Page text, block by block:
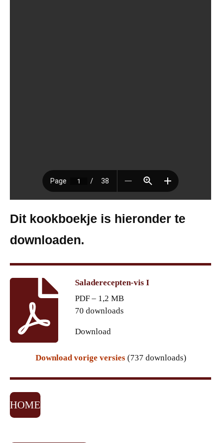
Dit kookboekje is hieronder te
downloaden.
Saladerecepten-vis I
PDF – 1,2 MB
70 downloads
Download
Download vorige versies (737 downloads)
HOME